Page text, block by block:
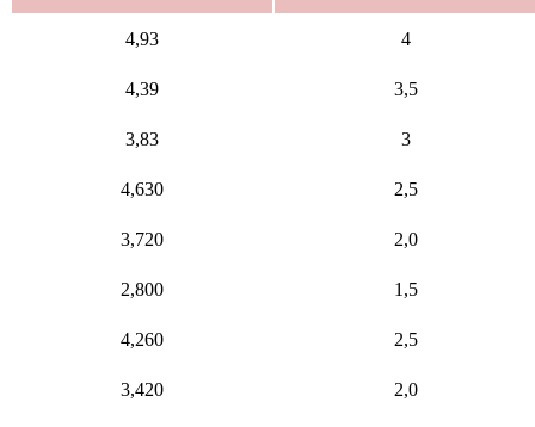
4,93 4
4,39 3,5
3,83 3
4,630 2,5
3,720 2,0
2,800 1,5
4,260 2,5
3,420 2,0